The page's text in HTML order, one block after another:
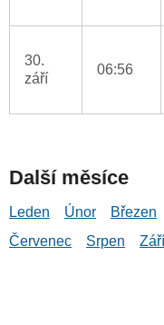
30.
září
06:56
Další měsíce
Leden Únor Březen
Červenec
Srpen Září